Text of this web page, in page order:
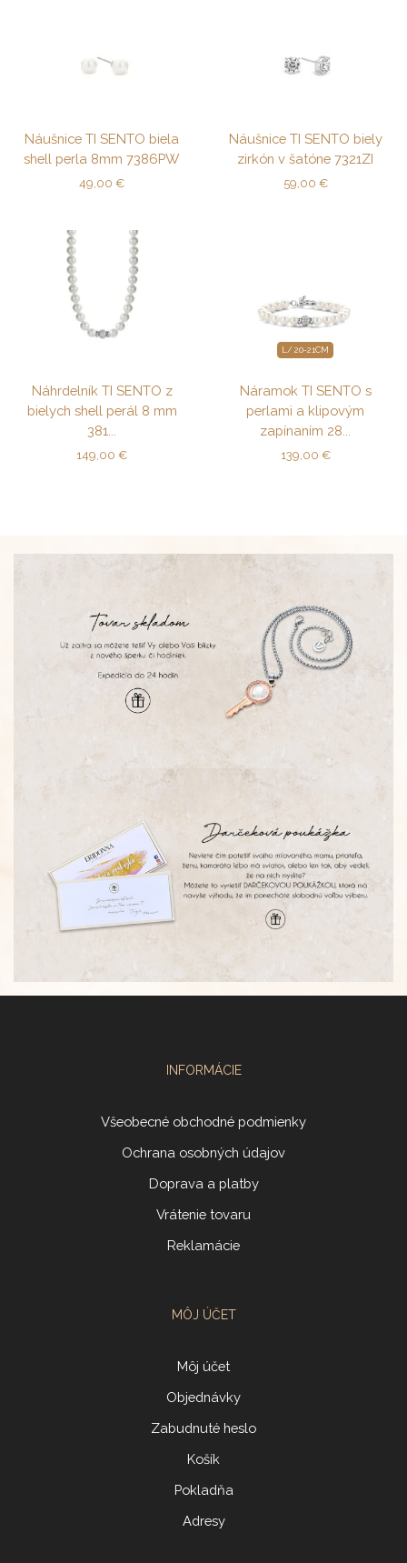
Náušnice TI SENTO biela
shell perla 8mm 7386PW
49,00 €
Náušnice TI SENTO biely
zirkón v šatóne 7321ZI
59,00 €
Náhrdelník TI SENTO z
bielych shell perál 8 mm
381...
149,00 €
L/ 20-21CM
Náramok TI SENTO s
perlami a klipovým
zapínaním 28...
139,00 €
INFORMÁCIE
Všeobecné obchodné podmienky
Ochrana osobných údajov
Doprava a platby
Vrátenie tovaru
Reklamácie
MÔJ ÚČET
Môj účet
Objednávky
Zabudnuté heslo
Košík
Pokladňa
Adresy